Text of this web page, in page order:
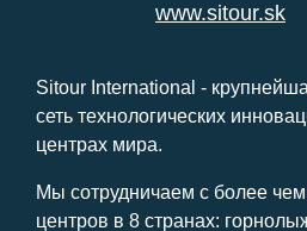
www.sitour.sk
Sitour International -
сеть технологических
центрах мира.
Мы сотрудничаем с более чем
центров в 8 странах: